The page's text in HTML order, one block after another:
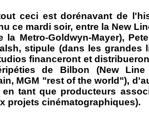
ceci est dorénavant de
ce mardi soir, entre la New
la Metro-Goldwyn-Mayer),
stipule (dans les grandes
financeront et
de Bilbon (New
MGM "rest of the world"),
en tant que producteurs
projets cinématographiques).